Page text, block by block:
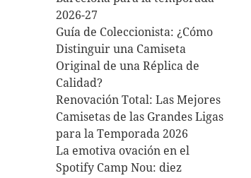
2026-27
Guía de Coleccionista: ¿Cómo
Distinguir una Camiseta
Original de una Réplica de
Calidad?
Renovación Total: Las Mejores
Camisetas de las Grandes Ligas
para la Temporada 2026
La emotiva ovación en el
Spotify Camp Nou: diez